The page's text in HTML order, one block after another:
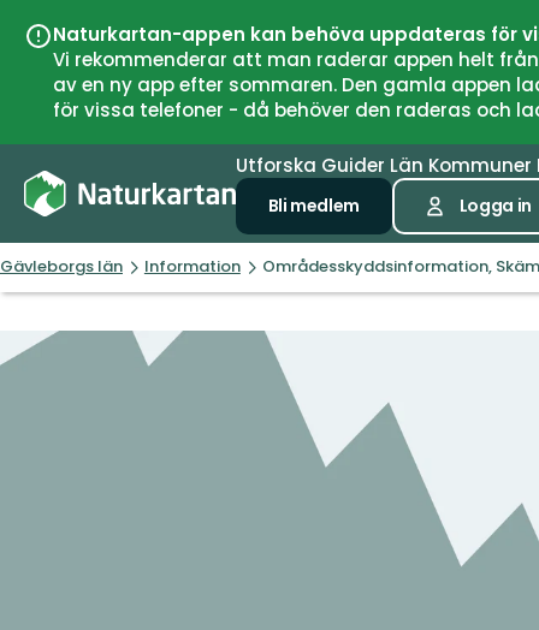
Naturkartan-appen kan behöva uppdateras för
Vi rekommenderar att man raderar appen helt
av en ny app efter sommaren. Den gamla
för vissa telefoner - då behöver den raderas och
Utforska Guider Län Kommuner
Bli medlem Logga in
Gävleborgs län Information Områdesskyddsinformation,